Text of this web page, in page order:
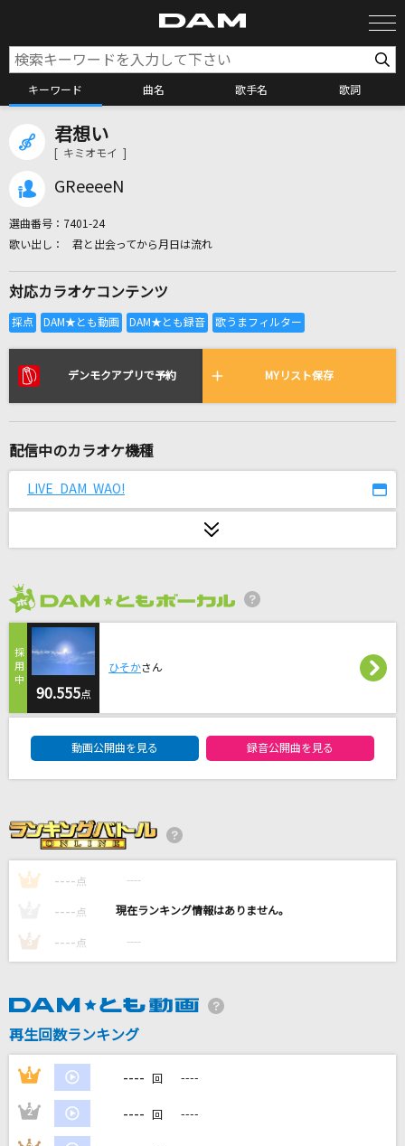
キーワード 曲名 歌手名 歌詞
全国りれき
リアルタイムで歌われている曲の一覧
夕立のりぼん
高嶺の花子さん
Creepy Nuts
[生音]恋人ごっこ
[生音]恋の終わりの名古屋にひとり
水森かおり
コンタクトケース
Saucy Dog
[生音]紫煙
神野美伽
This Is Me [ディス・イズ・ミー]
Kick
SUPER EIGHT(丸山隆平)
君想い
[ キミオモイ ]
GReeeeN
選曲番号： 7401-24
君と出会ってから月日は流れ
対応カラオケコンテンツ
デンモクアプリで予約 MYリスト保存
配信中のカラオケ機種
LIVE DAM WAO!
90.555点
ひそかさん
動画公開曲を見る 録音公開曲を見る
1 ---- 点 ----
---- 点 ----
3 ---- 点 ----
再生回数ランキング
1 ---- 回 ----
2 ---- 回 ----